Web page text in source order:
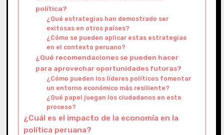
política?
¿Qué estrategias han demostrado ser
exitosas en otros países?
¿Cómo se pueden aplicar estas estrategias
en el contexto peruano?
¿Qué recomendaciones se pueden hacer
para aprovechar oportunidades futuras?
¿Cómo pueden los líderes políticos fomentar
un entorno económico más resiliente?
¿Qué papel juegan los ciudadanos en este
proceso?
¿Cuál es el impacto de la economía en la
política peruana?